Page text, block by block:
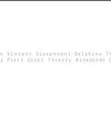
Vincent Giovannoni Delphine
Piotr Goral Thierry Arredondo